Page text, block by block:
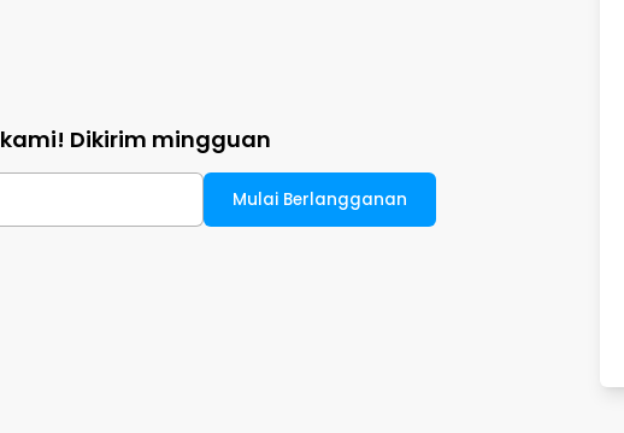
kami! Dikirim mingguan
Mulai Berlangganan